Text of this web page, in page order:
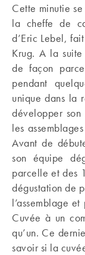
Cette minutie
la cheffe de
d’Eric Lebel,
Krug. A la suite
de façon
pendant
unique dans la
développer
les
Avant de
son équipe
parcelle et des
dégustation de
l’assemblage
Cuvée à un
qu’un. Ce
savoir si la